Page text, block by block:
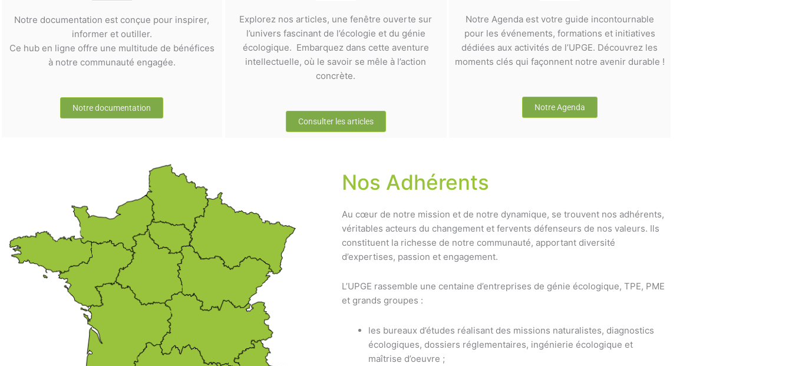
Notre documentation est conçue pour inspirer,
informer et outiller.
Ce hub en ligne offre une multitude de bénéfices
à notre communauté engagée.
Notre documentation
Explorez nos articles, une fenêtre ouverte sur
l’univers fascinant de l’écologie et du génie
écologique. Embarquez dans cette aventure
intellectuelle, où le savoir se mêle à l’action
concrète.
Consulter les articles
Notre Agenda est votre guide incontournable
pour les événements, formations et initiatives
dédiées aux activités de l’UPGE. Découvrez les
moments clés qui façonnent notre avenir durable !
Notre Agenda
Nos Adhérents
Au cœur de notre mission et de notre dynamique, se trouvent nos adhérents,
véritables acteurs du changement et fervents défenseurs de nos valeurs. Ils
constituent la richesse de notre communauté, apportant diversité
d’expertises, passion et engagement.
L’UPGE rassemble une centaine d’entreprises de génie écologique, TPE, PME
et grands groupes :
les bureaux d’études réalisant des missions naturalistes, diagnostics
écologiques, dossiers réglementaires, ingénierie écologique et
maîtrise d’oeuvre ;